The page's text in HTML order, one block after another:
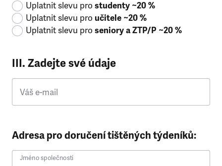
Uplatnit slevu pro studenty ~20 %
Uplatnit slevu pro učitele ~20 %
Uplatnit slevu pro seniory a ZTP/P ~20 %
III. Zadejte své údaje
Váš e-mail
Adresa pro doručení tištěných týdeníků:
Jméno společnosti